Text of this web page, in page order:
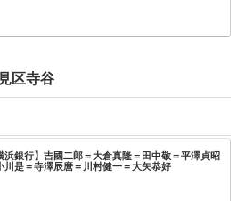
区寺谷
浜銀行】吉國二郎＝大倉真隆＝田中敬＝平澤貞昭
川是＝寺澤辰麿＝川村健一＝大矢恭好